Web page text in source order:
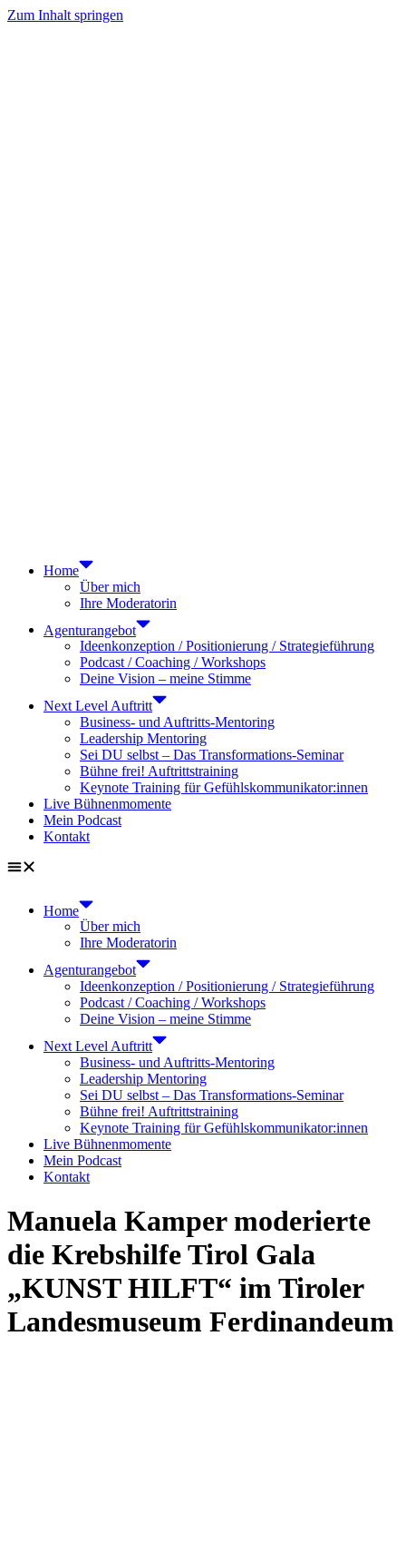
Zum Inhalt springen
Home
Über mich
Ihre Moderatorin
Agenturangebot
Ideenkonzeption / Positionierung / Strategieführung
Podcast / Coaching / Workshops
Deine Vision – meine Stimme
Next Level Auftritt
Business- und Auftritts-Mentoring
Leadership Mentoring
Sei DU selbst – Das Transformations-Seminar
Bühne frei! Auftrittstraining
Keynote Training für Gefühlskommunikator:innen
Live Bühnenmomente
Mein Podcast
Kontakt
Home
Über mich
Ihre Moderatorin
Agenturangebot
Ideenkonzeption / Positionierung / Strategieführung
Podcast / Coaching / Workshops
Deine Vision – meine Stimme
Next Level Auftritt
Business- und Auftritts-Mentoring
Leadership Mentoring
Sei DU selbst – Das Transformations-Seminar
Bühne frei! Auftrittstraining
Keynote Training für Gefühlskommunikator:innen
Live Bühnenmomente
Mein Podcast
Kontakt
Manuela Kamper moderierte
die Krebshilfe Tirol Gala
„KUNST HILFT“ im Tiroler
Landesmuseum Ferdinandeum